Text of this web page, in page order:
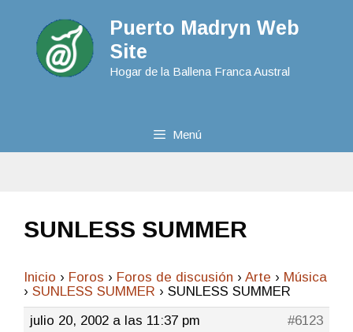
Puerto Madryn Web
Site
Hogar de la Ballena Franca Austral
Menú
SUNLESS SUMMER
Inicio › Foros › Foros de discusión › Arte › Música
› SUNLESS SUMMER › SUNLESS SUMMER
julio 20, 2002 a las 11:37 pm
#6123